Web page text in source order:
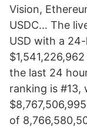
Vision,
USDC… The
USD with a
the last 24
ranking is #13,
of